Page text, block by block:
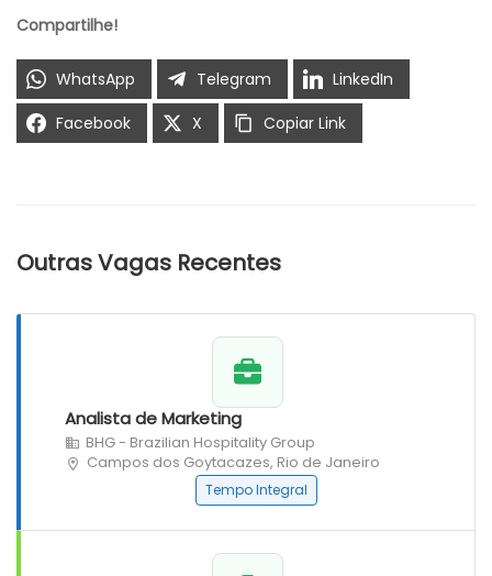
Compartilhe!
WhatsApp Telegram
LinkedIn
Facebook
X Copiar Link
Outras Vagas Recentes
Analista de Marketing
BHG - Brazilian Hospitality Group
Campos dos Goytacazes, Rio de Janeiro
Tempo Integral